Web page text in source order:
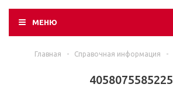
МЕНЮ
Главная - Справочная информация -
4058075585225